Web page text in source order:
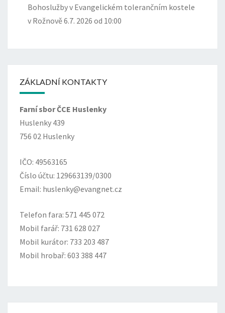
Bohoslužby v Evangelickém tolerančním kostele
v Rožnově 6.7. 2026 od 10:00
ZÁKLADNÍ KONTAKTY
Farní sbor ČCE Huslenky
Huslenky 439
756 02 Huslenky
IČO: 49563165
Číslo účtu: 129663139/0300
Email: huslenky@evangnet.cz
Telefon fara: 571 445 072
Mobil farář: 731 628 027
Mobil kurátor: 733 203 487
Mobil hrobař: 603 388 447